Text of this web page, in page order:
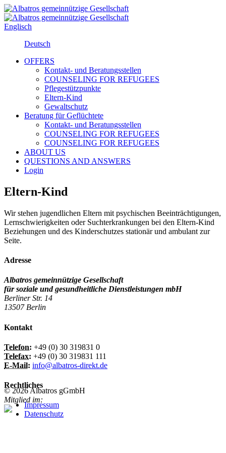
Englisch
Deutsch
OFFERS
Kontakt- und Beratungsstellen
COUNSELING FOR REFUGEES
Pflegestützpunkte
Eltern-Kind
Gewaltschutz
Beratung für Geflüchtete
Kontakt- und Beratungsstellen
COUNSELING FOR REFUGEES
COUNSELING FOR REFUGEES
ABOUT US
QUESTIONS AND ANSWERS
Login
Eltern-Kind
Wir stehen jugendlichen Eltern mit psychischen Beeinträchtigungen,
Lernschwierigkeiten oder Suchterkrankungen bei den Eltern-Kind
Beziehungen und des Kinderschutzes stationär und ambulant zur
Seite.
Adresse
Albatros gemeinnützige Gesellschaft
für soziale und gesundheitliche Dienstleistungen mbH
Berliner Str. 14
13507 Berlin
Kontakt
Telefon: +49 (0) 30 319831 0
Telefax: +49 (0) 30 319831 111
E-Mail: info@albatros-direkt.de
Rechtliches
Impressum
Datenschutz
© 2026 Albatros gGmbH
Mitglied im: